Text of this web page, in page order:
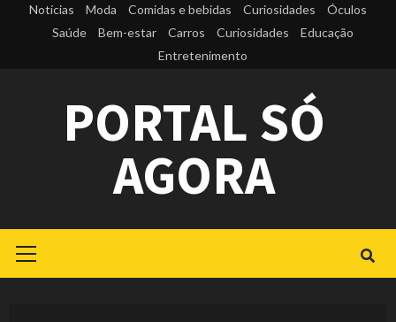
Notícias Moda Comidas e bebidas Curiosidades
Óculos
Saúde
Bem-estar Carros Curiosidades
Educação
Entretenimento
PORTAL SÓ
AGORA
Menu